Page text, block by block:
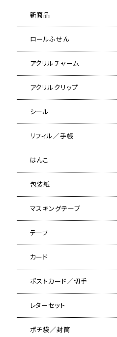
新商品
ロールふせん
アクリルチャーム
アクリルクリップ
シール
リフィル／手帳
はんこ
包装紙
マスキングテープ
テープ
カード
ポストカード／切手
レターセット
ポチ袋／封筒